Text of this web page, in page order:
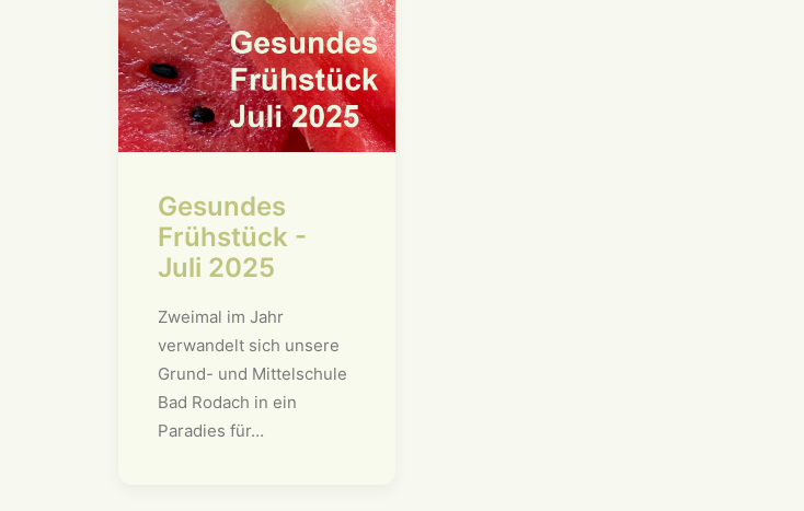
Gesundes
Frühstück -
Juli 2025
Zweimal im Jahr
verwandelt sich unsere
Grund- und Mittelschule
Bad Rodach in ein
Paradies für…